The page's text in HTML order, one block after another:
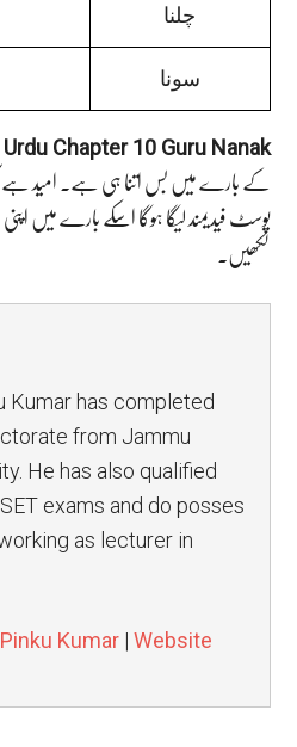
چلنا
سونا
Chapter 10 Guru Nanak
کے بارے میں بس اتنا ہی ہے۔ امید ہے
پوسٹ فیدیمند لیگا ہوگا اسکے بارے میں
لکھیں۔
Kumar has completed
from Jammu
He has also qualified
exams and do posses
as lecturer in
Kumar |Website